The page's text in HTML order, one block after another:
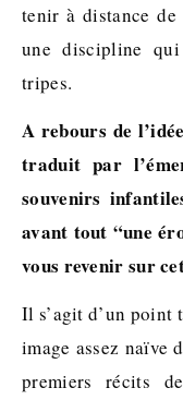
tenir à distance de
une discipline
tripes.
A rebours de
traduit par
souvenirs
avant tout “une
vous revenir sur
Il s’agit d’un point
image assez naïve
premiers récits